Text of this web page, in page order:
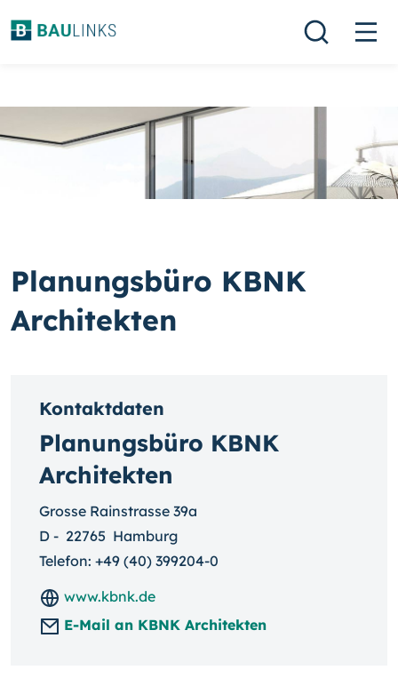
Planungsbüro KBNK
Architekten
Kontaktdaten
Planungsbüro KBNK
Architekten
Grosse Rainstrasse 39a
D - 22765 Hamburg
Telefon: +49 (40) 399204-0
www.kbnk.de
E-Mail an KBNK Architekten